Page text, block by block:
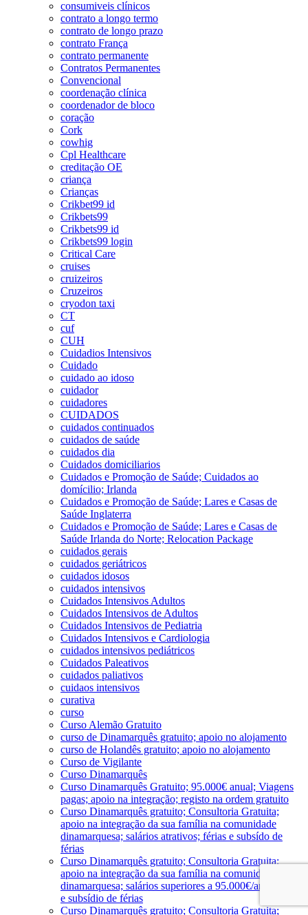
consumiveis clínicos
contrato a longo termo
contrato de longo prazo
contrato França
contrato permanente
Contratos Permanentes
Convencional
coordenação clínica
coordenador de bloco
coração
Cork
cowhig
Cpl Healthcare
creditação OE
criança
Crianças
Crikbet99 id
Crikbets99
Crikbets99 id
Crikbets99 login
Critical Care
cruises
cruizeiros
Cruzeiros
cryodon taxi
CT
cuf
CUH
Cuidadios Intensivos
Cuidado
cuidado ao idoso
cuidador
cuidadores
CUIDADOS
cuidados continuados
cuidados de saúde
cuidados dia
Cuidados domiciliarios
Cuidados e Promoção de Saúde; Cuidados ao
domícilio; Irlanda
Cuidados e Promoção de Saúde; Lares e Casas de
Saúde Inglaterra
Cuidados e Promoção de Saúde; Lares e Casas de
Saúde Irlanda do Norte; Relocation Package
cuidados gerais
cuidados geriátricos
cuidados idosos
cuidados intensivos
Cuidados Intensivos Adultos
Cuidados Intensivos de Adultos
Cuidados Intensivos de Pediatria
Cuidados Intensivos e Cardiologia
cuidados intensivos pediátricos
Cuidados Paleativos
cuidados paliativos
cuidaos intensivos
curativa
curso
Curso Alemão Gratuito
curso de Dinamarquês gratuito; apoio no alojamento
curso de Holandês gratuito; apoio no alojamento
Curso de Vigilante
Curso Dinamarquês
Curso Dinamarquês Gratuito; 95.000€ anual; Viagens
pagas; apoio na integração; registo na ordem gratuito
Curso Dinamarquês gratuito; Consultoria Gratuita;
apoio na integração da sua família na comunidade
dinamarquesa; salários atrativos; férias e subsído de
férias
Curso Dinamarquês gratuito; Consultoria Gratuita;
apoio na integração da sua família na comunidade
dinamarquesa; salários superiores a 95.000€/ano; férias
e subsídio de férias
Curso Dinamarquês gratuito; Consultoria Gratuita;